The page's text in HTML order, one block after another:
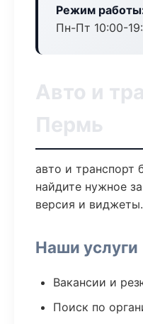
Режим
Пн-Пт 10:00-
Авто и
Пермь
авто и транспорт
найдите нужное
версия и виджеты.
Наши услуги
Вакансии и
Поиск по